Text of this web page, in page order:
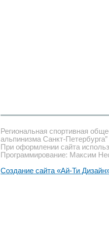
Региональная спортивная
альпинизма Санкт-Петербурга”
При оформлении сайта
Программирование: Максим
Создание сайта «Ай-Ти